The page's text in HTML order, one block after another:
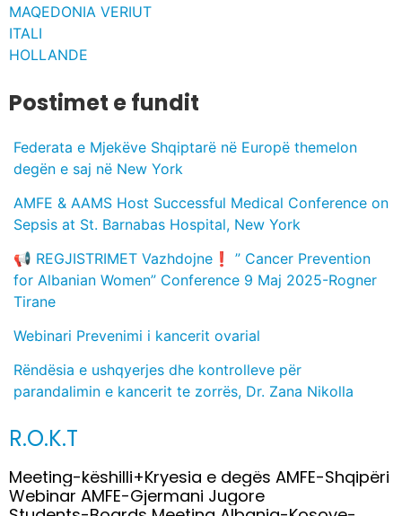
MAQEDONIA VERIUT
ITALI
HOLLANDE
Postimet e fundit
Federata e Mjekëve Shqiptarë në Europë themelon
degën e saj në New York
AMFE & AAMS Host Successful Medical Conference on
Sepsis at St. Barnabas Hospital, New York
📢 REGJISTRIMET Vazhdojne❗️ ” Cancer Prevention
for Albanian Women” Conference 9 Maj 2025-Rogner
Tirane
Webinari Prevenimi i kancerit ovarial
Rëndësia e ushqyerjes dhe kontrolleve për
parandalimin e kancerit te zorrës, Dr. Zana Nikolla
R.O.K.T
Meeting-këshilli+Kryesia e degës AMFE-Shqipëri
Webinar AMFE-Gjermani Jugore